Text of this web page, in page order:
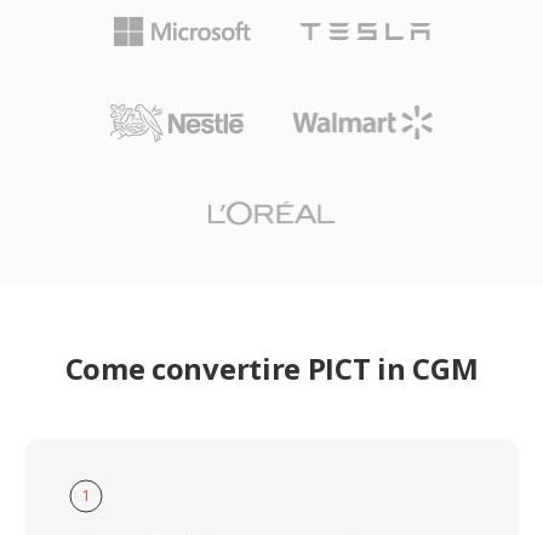
Come convertire PICT in CGM
1